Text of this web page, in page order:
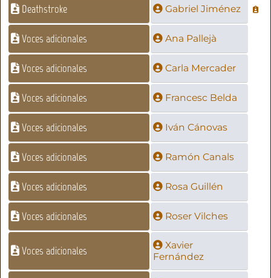
Deathstroke Gabriel Jiménez
Voces adicionales Ana Pallejà
Voces adicionales Carla Mercader
Voces adicionales Francesc Belda
Voces adicionales Iván Cánovas
Voces adicionales Ramón Canals
Voces adicionales Rosa Guillén
Voces adicionales Roser Vilches
Voces adicionales
Xavier
Fernández